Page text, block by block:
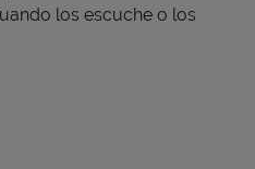
los escuche o los